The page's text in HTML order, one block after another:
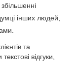
інших людей,
та
відгуки,